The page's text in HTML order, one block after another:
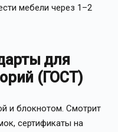
мебели через 1–2
для
(ГОСТ)
и блокнотом. Смотрит
сертификаты на